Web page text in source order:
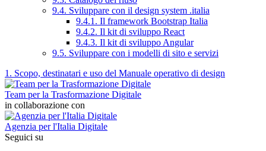
9.4. Sviluppare con il design system .italia
9.4.1. Il framework Bootstrap Italia
9.4.2. Il kit di sviluppo React
9.4.3. Il kit di sviluppo Angular
9.5. Sviluppare con i modelli di sito e servizi
1. Scopo, destinatari e uso del Manuale operativo di design
Team per la Trasformazione Digitale
in collaborazione con
Agenzia per l'Italia Digitale
Seguici su